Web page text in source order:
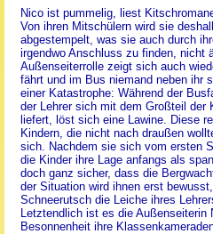
Nico ist pummelig, liest
Von ihren Mitschülern wird sie
abgestempelt, was sie auch durch
irgendwo Anschluss zu finden, nicht
Außenseiterrolle zeigt sich auch
fährt und im Bus niemand neben ihr
einer Katastrophe: Während der
der Lehrer sich mit dem Großteil der
liefert, löst sich eine Lawine. Diese
Kindern, die nicht nach draußen
sich. Nachdem sie sich vom ersten
die Kinder ihre Lage anfangs als
doch ganz sicher, dass die
der Situation wird ihnen erst
Schneerutsch die Leiche ihres
Letztendlich ist es die Außenseiterin
Besonnenheit ihre